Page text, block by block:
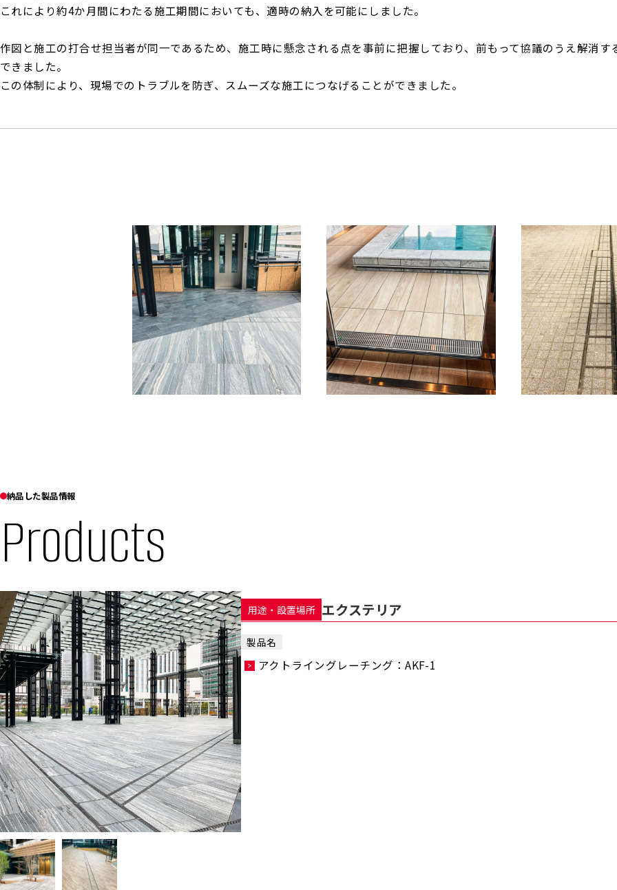
これにより約4か月間にわたる施工期間においても、適時の納入を可能にしました。
作図と施工の打合せ担当者が同一であるため、施工時に懸念される点を事前に把握しており、前もって協議のうえ解消す
できました。
この体制により、現場でのトラブルを防ぎ、スムーズな施工につなげることができました。
納品した製品情報
Products
用途・設置場所 エクステリア
製品名
アクトライングレーチング：AKF-1